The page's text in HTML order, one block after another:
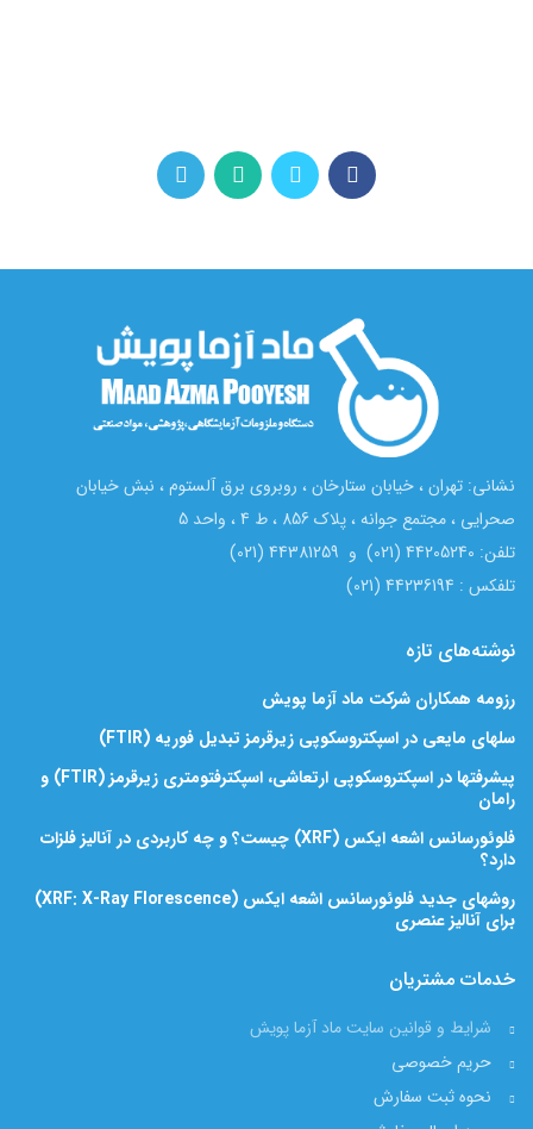
نشانی: تهران ، خیابان ستارخان ، روبروی برق آلستوم ، نبش خیابان
صحرایی ، مجتمع جوانه ، پلاک 856 ، ط 4 ، واحد 5
تلفن: 44205240 (021) و 44381259 (021)
تلفکس : 44236194 (021)
نوشته‌های تازه
رزومه همکاران شرکت ماد آزما پویش
سلهای مایعی در اسپکتروسکوپی زیرقرمز تبدیل فوریه (FTIR)
پیشرفتها در اسپکتروسکوپی ارتعاشی، اسپکترفتومتری زیرقرمز (FTIR) و
رامان
فلوئورسانس اشعه ایکس (XRF) چیست؟ و چه کاربردی در آنالیز فلزات
دارد؟
روشهای جدید فلوئورسانس اشعه ایکس (XRF: X-Ray Florescence)
برای آنالیز عنصری
خدمات مشتریان
شرایط و قوانین سایت ماد آزما پویش
حریم خصوصی
نحوه ثبت سفارش